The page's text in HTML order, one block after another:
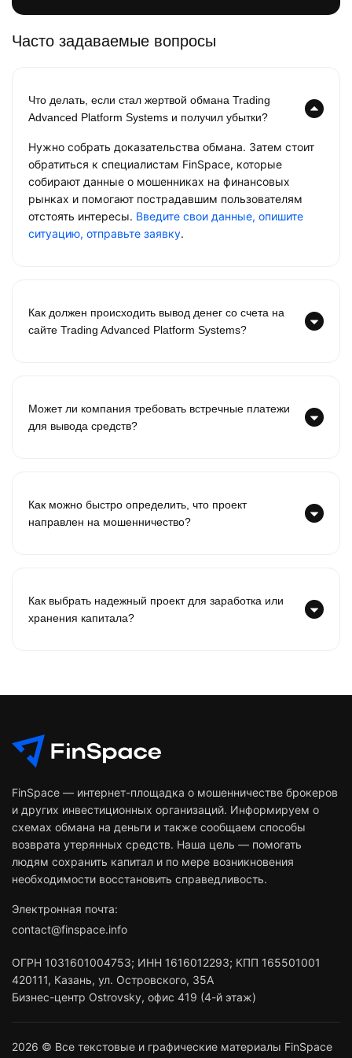
Часто задаваемые вопросы
Что делать, если стал жертвой обмана Trading
Advanced Platform Systems и получил убытки?
Нужно собрать доказательства обмана. Затем стоит
обратиться к специалистам FinSpace, которые
собирают данные о мошенниках на финансовых
рынках и помогают пострадавшим пользователям
отстоять интересы. Введите свои данные, опишите
ситуацию, отправьте заявку.
Как должен происходить вывод денег со счета на
сайте Trading Advanced Platform Systems?
Может ли компания требовать встречные платежи
для вывода средств?
Как можно быстро определить, что проект
направлен на мошенничество?
Как выбрать надежный проект для заработка или
хранения капитала?
FinSpace — интернет-площадка о мошенничестве брокеров
и других инвестиционных организаций. Информируем о
схемах обмана на деньги и также сообщаем способы
возврата утерянных средств. Наша цель — помогать
людям сохранить капитал и по мере возникновения
необходимости восстановить справедливость.
Электронная почта:
contact@finspace.info
ОГРН 1031601004753; ИНН 1616012293; КПП 165501001
420111, Казань, ул. Островского, 35А
Бизнес-центр Ostrovsky, офис 419 (4-й этаж)
2026 © Все текстовые и графические материалы FinSpace